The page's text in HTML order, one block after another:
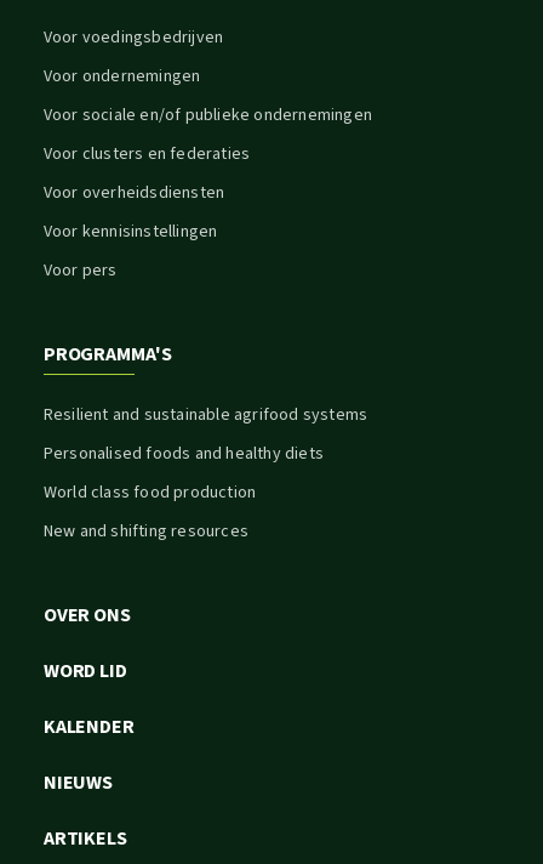
Voor voedingsbedrijven
Voor ondernemingen
Voor sociale en/of publieke ondernemingen
Voor clusters en federaties
Voor overheidsdiensten
Voor kennisinstellingen
Voor pers
PROGRAMMA'S
Resilient and sustainable agrifood systems
Personalised foods and healthy diets
World class food production
New and shifting resources
OVER ONS
WORD LID
KALENDER
NIEUWS
ARTIKELS